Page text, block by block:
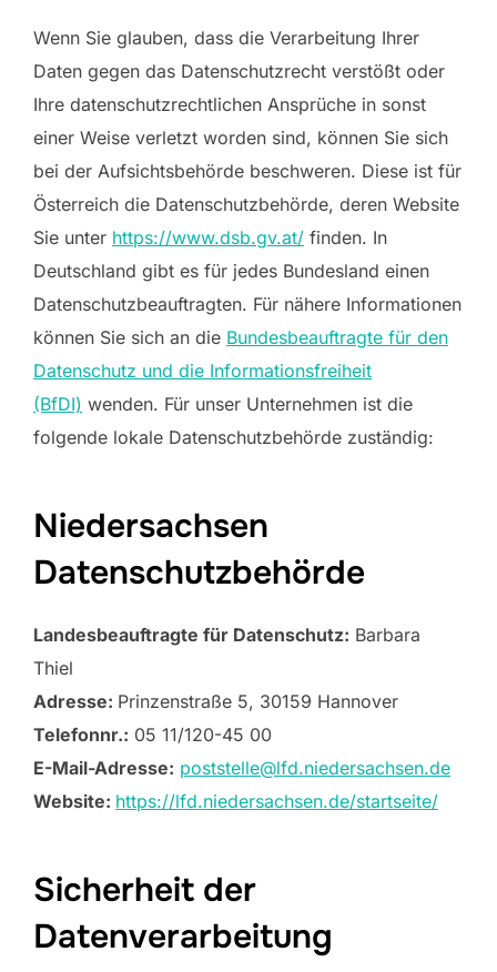
Wenn Sie glauben, dass die Verarbeitung Ihrer
Daten gegen das Datenschutzrecht verstößt oder
Ihre datenschutzrechtlichen Ansprüche in sonst
einer Weise verletzt worden sind, können Sie sich
bei der Aufsichtsbehörde beschweren. Diese ist für
Österreich die Datenschutzbehörde, deren Website
Sie unter https://www.dsb.gv.at/ finden. In
Deutschland gibt es für jedes Bundesland einen
Datenschutzbeauftragten. Für nähere Informationen
können Sie sich an die Bundesbeauftragte für den
Datenschutz und die Informationsfreiheit
(BfDI) wenden. Für unser Unternehmen ist die
folgende lokale Datenschutzbehörde zuständig:
Niedersachsen
Datenschutzbehörde
Landesbeauftragte für Datenschutz: Barbara
Thiel
Adresse: Prinzenstraße 5, 30159 Hannover
Telefonnr.: 05 11/120-45 00
E-Mail-Adresse: poststelle@lfd.niedersachsen.de
Website: https://lfd.niedersachsen.de/startseite/
Sicherheit der
Datenverarbeitung